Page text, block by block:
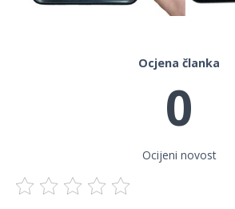
Ocjena članka
0
Ocijeni novost